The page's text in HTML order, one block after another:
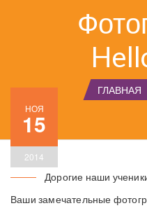
ГЛАВНАЯ
НОЯ
15
2014
Дорогие наши
Ваши замечательные